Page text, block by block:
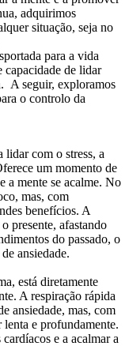
adquirimos
situação, seja no
para a vida
capacidade de lidar
A seguir, exploramos
o controlo da
lidar com o stress, a
um momento de
a mente se acalme. No
mas, com
benefícios. A
presente, afastando
do passado, o
ansiedade.
está diretamente
A respiração rápida
ansiedade, mas, com
lenta e profundamente.
e a acalmar a